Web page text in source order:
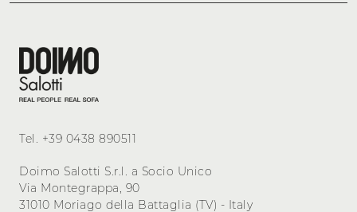
Tel. +39 0438 890511
Doimo Salotti S.r.l. a Socio Unico
Via Montegrappa, 90
31010 Moriago della Battaglia (TV) - Italy